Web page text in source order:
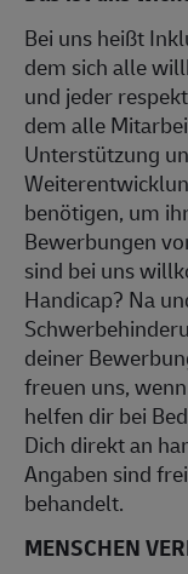
Bei uns heißt
dem sich alle
und jeder
dem alle
Unterstützung
benötigen, um
Bewerbungen
sind bei uns
Handicap? Na
deiner
freuen uns,
helfen dir bei
Dich direkt an
Angaben sind
behandelt.
MENSCHEN